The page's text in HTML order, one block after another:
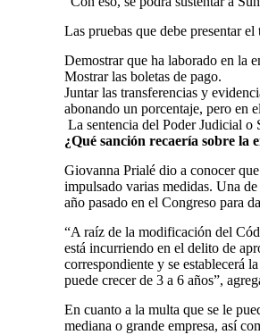
Las pruebas que debe presentar el
Demostrar que ha laborado en la
Mostrar las boletas de pago.
Juntar las transferencias y
abonando un porcentaje, pero en
La sentencia del Poder Judicial o
¿Qué sanción recaería sobre la
Giovanna Prialé dio a conocer
impulsado varias medidas. Una
año pasado en el Congreso para
“A raíz de la modificación del
está incurriendo en el delito de
correspondiente y se establecerá
puede crecer de 3 a 6 años”,
En cuanto a la multa que se le
mediana o grande empresa, así